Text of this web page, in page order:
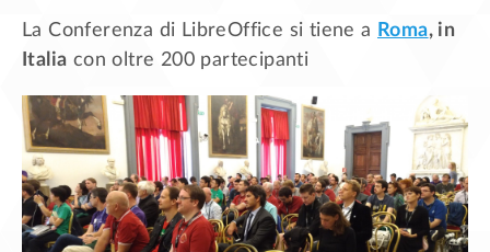
La Conferenza di LibreOffice si tiene a Roma, in
Italia con oltre 200 partecipanti